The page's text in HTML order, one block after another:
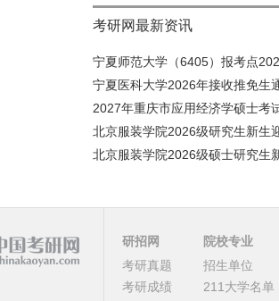
考研网最新资讯
宁夏师范大学（6405）报考点
宁夏医科大学2026年接收推免生
2027年重庆市应用经济学硕士考
北京服装学院2026级研究生新生
北京服装学院2026级硕士研究生
研招网
考研真题
考研成绩
院校专业
招生单位
211大学名单